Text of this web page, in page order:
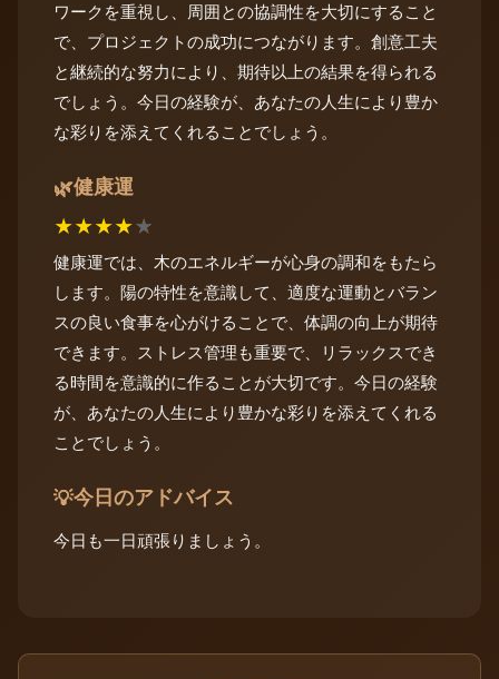
ワークを重視し、周囲との協調性を大切にすること
で、プロジェクトの成功につながります。創意工夫
と継続的な努力により、期待以上の結果を得られる
でしょう。今日の経験が、あなたの人生により豊か
な彩りを添えてくれることでしょう。
🌿健康運
★★★★★
健康運では、木のエネルギーが心身の調和をもたら
します。陽の特性を意識して、適度な運動とバラン
スの良い食事を心がけることで、体調の向上が期待
できます。ストレス管理も重要で、リラックスでき
る時間を意識的に作ることが大切です。今日の経験
が、あなたの人生により豊かな彩りを添えてくれる
ことでしょう。
💡今日のアドバイス
今日も一日頑張りましょう。